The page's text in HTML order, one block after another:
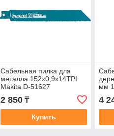
Сабельная пилка для
металла 152x0,9x14TPI
Makita D-51627
2 850₸
Купить
мм
4